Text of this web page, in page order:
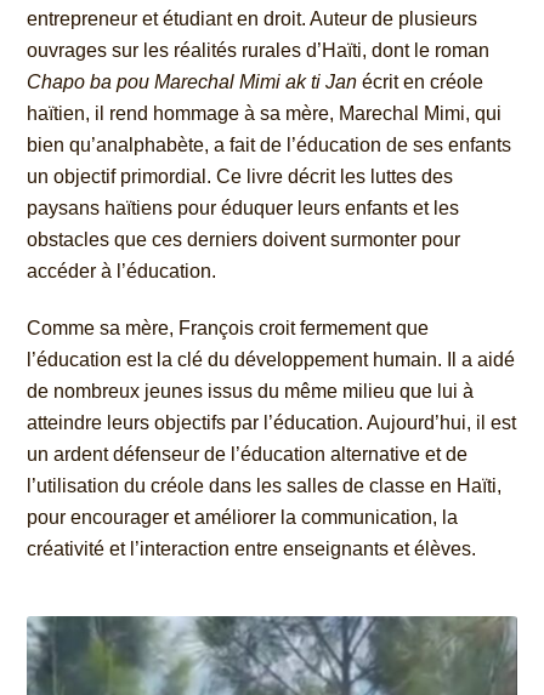
entrepreneur et étudiant en droit. Auteur de plusieurs
ouvrages sur les réalités rurales d’Haïti, dont le roman
Chapo ba pou Marechal Mimi ak ti Jan écrit en créole
haïtien, il rend hommage à sa mère, Marechal Mimi, qui
bien qu’analphabète, a fait de l’éducation de ses enfants
un objectif primordial. Ce livre décrit les luttes des
paysans haïtiens pour éduquer leurs enfants et les
obstacles que ces derniers doivent surmonter pour
accéder à l’éducation.
Comme sa mère, François croit fermement que
l’éducation est la clé du développement humain. Il a aidé
de nombreux jeunes issus du même milieu que lui à
atteindre leurs objectifs par l’éducation. Aujourd’hui, il est
un ardent défenseur de l’éducation alternative et de
l’utilisation du créole dans les salles de classe en Haïti,
pour encourager et améliorer la communication, la
créativité et l’interaction entre enseignants et élèves.